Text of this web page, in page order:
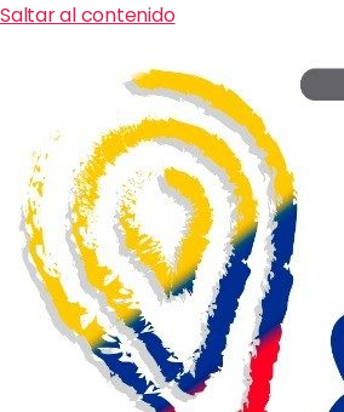
Saltar al contenido